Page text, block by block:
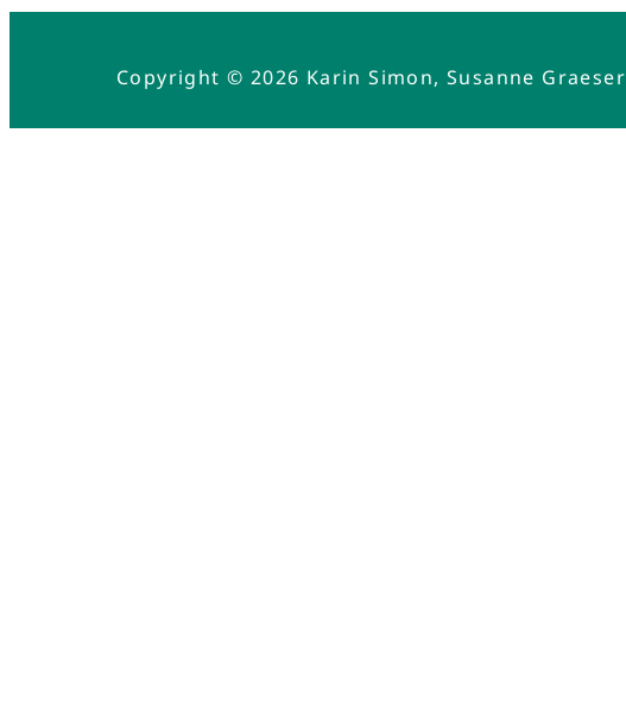
Copyright © 2026 Karin Simon, Susanne Graeser